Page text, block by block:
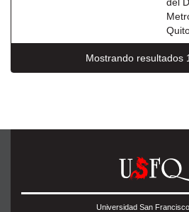
Mostrando resultados
Universidad San